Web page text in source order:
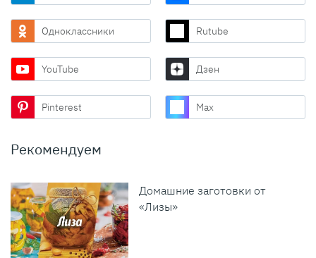
Одноклассники Rutube
YouTube Дзен
Pinterest Max
Рекомендуем
Домашние заготовки от
«Лизы»